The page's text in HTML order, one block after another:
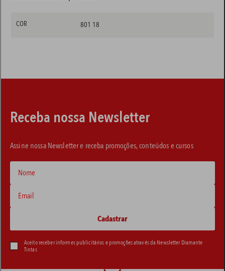
COR 801 18
Receba nossa Newsletter
Assine nossa Newsletter e receba promoções, conteúdos e cursos
Aceito receber informes publicitários e promoções através da Newsletter Diamante
Tintas